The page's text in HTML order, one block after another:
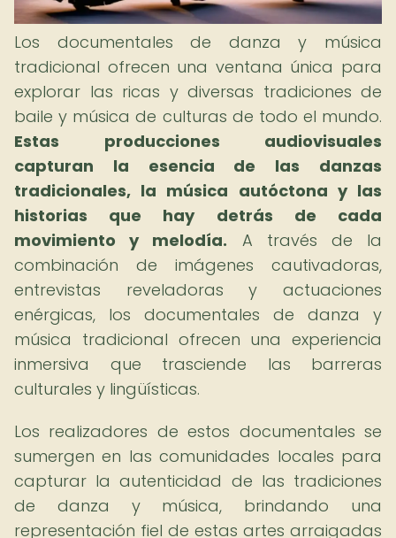
Los documentales de danza y música
tradicional ofrecen una ventana única para
explorar las ricas y diversas tradiciones de
baile y música de culturas de todo el mundo.
Estas producciones audiovisuales
capturan la esencia de las danzas
tradicionales, la música autóctona y las
historias que hay detrás de cada
movimiento y melodía. A través de la
combinación de imágenes cautivadoras,
entrevistas reveladoras y actuaciones
enérgicas, los documentales de danza y
música tradicional ofrecen una experiencia
inmersiva que trasciende las barreras
culturales y lingüísticas.
Los realizadores de estos documentales se
sumergen en las comunidades locales para
capturar la autenticidad de las tradiciones
de danza y música, brindando una
representación fiel de estas artes arraigadas